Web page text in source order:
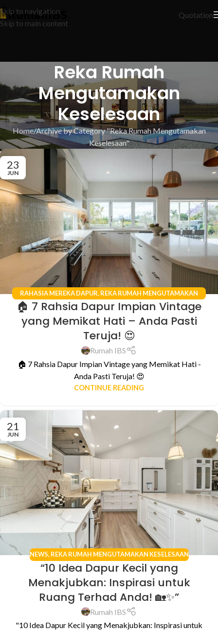
Skip to navigation
Skip to main content
Quotation
Reka Rumah
Mengutamakan
Keselesaan
Home Archive by Category "Reka Rumah Mengutamakan
Keselesaan"
23
JUN
RAHASIA MEREKA DAPUR, REKA RUMAH MENGUTAMAKAN
KESELESAAN
🏠 7 Rahsia Dapur Impian Vintage
yang Memikat Hati – Anda Pasti
Teruja! 😍
Rumah IBS
🏠 7 Rahsia Dapur Impian Vintage yang Memikat Hati -
Anda Pasti Teruja! 😍
CONTINUE READING
21
JUN
NEWS, REKA RUMAH MENGUTAMAKAN KESELESAAN
“10 Idea Dapur Kecil yang
Menakjubkan: Inspirasi untuk
Ruang Terhad Anda! 🏡✨”
Rumah IBS
"10 Idea Dapur Kecil yang Menakjubkan: Inspirasi untuk